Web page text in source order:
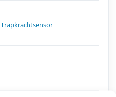
Trapkrachtsensor